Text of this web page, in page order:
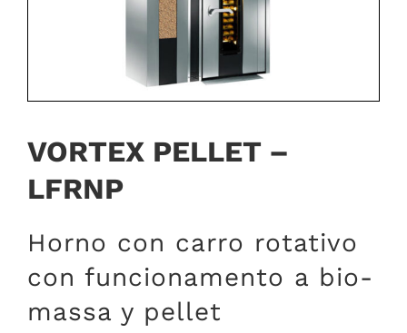
VORTEX PELLET –
LFRNP
Horno con carro rotativo
con funcionamento a bio-
massa y pellet